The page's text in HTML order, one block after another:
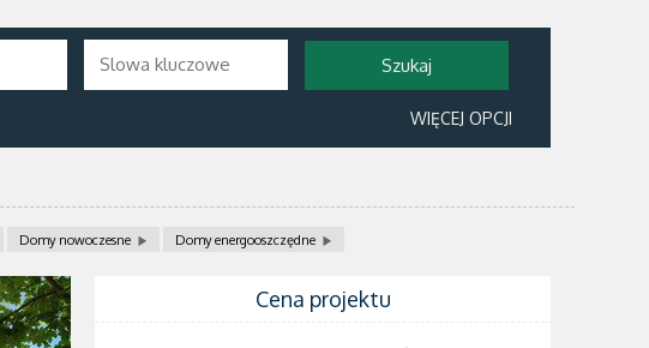
WIĘCEJ OPCJI
Domy nowoczesne Domy energooszczędne
Cena projektu